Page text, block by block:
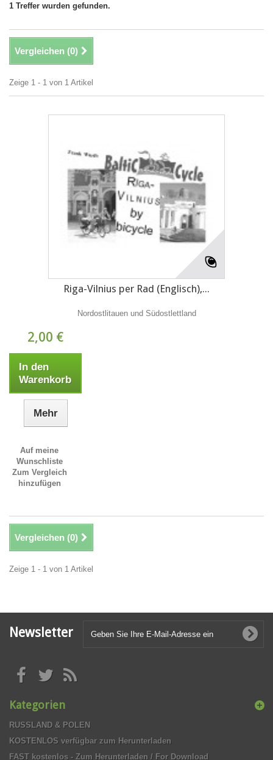
1 Treffer wurden gefunden.
Vergleichen (0)
Zeige 1 - 1 von 1 Artikel
Riga-Vilnius per Rad (Englisch),...
Nordostlitauen und Südostlettland
2,00 €
In den
Warenkorb
Mehr
Auf meine
Wunschliste
Zum Vergleich
hinzufügen
Vergleichen (0)
Zeige 1 - 1 von 1 Artikel
Newsletter
Kategorien
RUSSLAND & POLEN
KOSTENLOS verfügbar zum Herunterladen
FAST kostenlos - Zum Herunterladen / For Download